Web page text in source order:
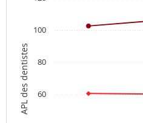
APL des dentistes 60
80
100